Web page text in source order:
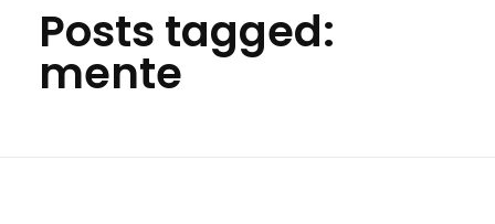
Posts tagged:
mente